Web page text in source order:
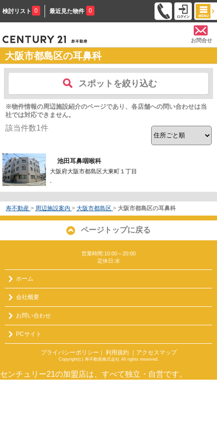
検討リスト 0 最近見た物件 0
お問合せ
大阪市都島区の耳鼻科
スポットを絞り込む
※物件情報の周辺施設紹介のページであり、各店舗への問い合わせは当
社では対応できません。
該当件数1件
池田耳鼻咽喉科
大阪府大阪市都島区大東町１丁目
-
寿不動産 > 周辺施設案内 > 大阪市都島区 > 大阪市都島区の耳鼻科
ページトップに戻る
営業時間:10:00～20:00
定休日:水
ホーム
会社概要
お問い合わせ
PCサイト
プライバシーポリシー ｜ 利用規約 ｜アクセスマップ
Copyright(c) 寿不動産株式会社 All rights reserved.
センチュリー21の加盟店は、すべて独立・自営です。